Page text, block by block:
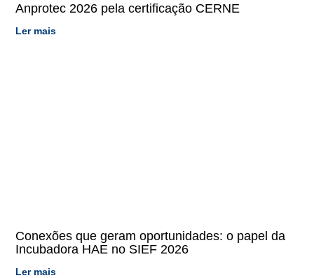
Anprotec 2026 pela certificação CERNE
Ler mais
Conexões que geram oportunidades: o papel da
Incubadora HAE no SIEF 2026
Ler mais